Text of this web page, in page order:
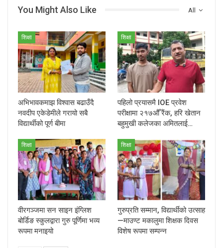
All
You Might Also Like
शिक्षा
अभिभावकमाझ विश्वास बढाउँदै
नवदीप एकेडेमीले गरायो सबै
विद्यार्थीको पूर्ण बीमा
शिक्षा
पहिलो प्रयासमै IOE प्रवेश
परीक्षामा २१७औँ रैंक, हरि खेतान
बहुमुखी कलेजका अमितलाई…
शिक्षा
वीरगञ्जमा सन साइन इंग्लिश
बोर्डिङ स्कुलद्वारा गुरु पूर्णिमा भव्य
रूपमा मनाइयो
शिक्षा
गुरुप्रति सम्मान, विद्यार्थीको उत्साह
—माउण्ट मकालुमा शिक्षक दिवस
विशेष रूपमा सम्पन्न